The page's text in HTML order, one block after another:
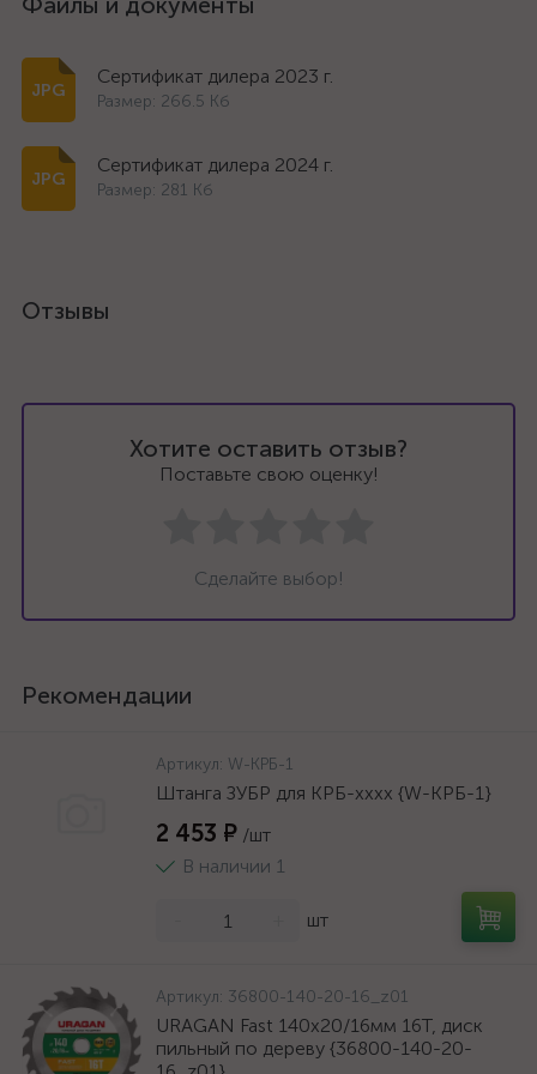
Сертификат дилера 2023 г.
Размер: 266.5 Кб
Сертификат дилера 2024 г.
Размер: 281 Кб
Отзывы
Хотите оставить отзыв?
Поставьте свою оценку!
Сделайте выбор!
Рекомендации
Артикул: W-КРБ-1
Штанга ЗУБР для КРБ-хххх {W-КРБ-1}
2 453 ₽ /шт
В наличии 1
шт
Артикул: 36800-140-20-16_z01
URAGAN Fast 140x20/16мм 16Т, диск
пильный по дереву {36800-140-20-